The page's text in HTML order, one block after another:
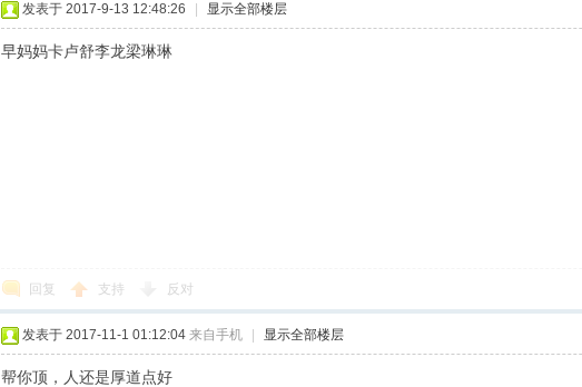
发表于 2017-9-13 12:48:26 显示全部楼层
早妈妈卡卢舒李龙梁琳琳
回复 支持 反对
发表于 2017-11-1 01:12:04 来自手机 显示全部楼层
帮你顶，人还是厚道点好